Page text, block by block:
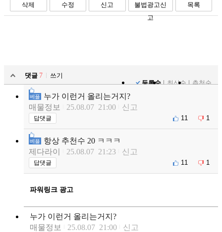
삭제 수정 신고
불법광고신
고
목록
댓글 7
쓰기
등록순
최신순 추천순
베플
누가 이런거 올리는거지?
매물정보
25.08.07 21:00 신고
답댓글 11 1
베플
항상 추천수 20 ㅋㅋㅋ
제다라이
25.08.07 21:23 신고
답댓글 11 1
파워링크 광고
누가 이런거 올리는거지?
매물정보
25.08.07 21:00 신고